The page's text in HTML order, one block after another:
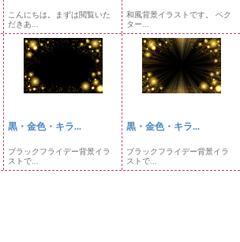
こんにちは。まずは閲覧いた
だきあ...
和風背景イラストです。 ベク
ター...
黒・金色・キラ...
ブラックフライデー背景イラ
ストで...
黒・金色・キラ...
ブラックフライデー背景イラ
ストで...